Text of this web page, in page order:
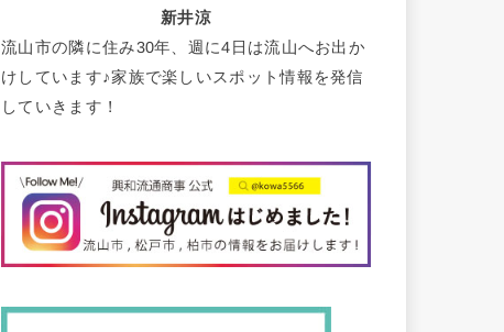
新井涼
流山市の隣に住み30年、週に4日は流山へお出か
けしています♪家族で楽しいスポット情報を発信
していきます！